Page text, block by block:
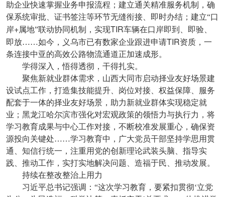
助企业快速掌握业务申报流程；建立通关精准服务机制，确
保系统审批、证书签注等环节无缝衔接、即时办结；建立“口
岸+属地”联动协同机制，实现TIR车辆在口岸即到、即验、
即放……如今，义乌市已有数家企业跟进申请TIR资质，一
条连接中亚的高效公路物流通道正加速成形。
学得深入，悟得透彻，干得扎实。
聚焦新就业群体需求，山西大同市启动择业友好场景建
设试点工作，打造集技能提升、岗位对接、权益保障、服务
配套于一体的择业友好场景，助力新就业群体实现稳定就
业；黑龙江哈尔滨市强化对宏观政策的领悟力与执行力，将
学习教育成果与中心工作对接，不断校准发展重心，确保资
源投向关键处……学习教育中，广大党员干部坚持学思用贯
通、知信行统一，注重用党的创新理论武装头脑、指导实
践、推动工作，实打实地解决问题、造福于民、推动发展。
持续在整改整治上用力
习近平总书记强调：“这次学习教育，要紧扣贯彻‘立党